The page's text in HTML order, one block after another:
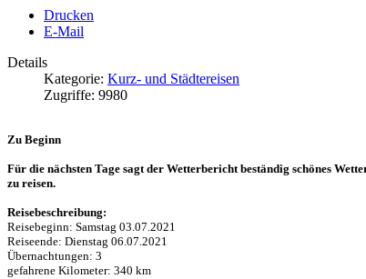
Drucken
E-Mail
Details
Kategorie: Kurz- und Städtereisen
Zugriffe: 9980
Zu Beginn
Für die nächsten Tage sagt der Wetterbericht beständig schönes
zu reisen.
Reisebeschreibung:
Reisebeginn: Samstag 03.07.2021
Reiseende: Dienstag 06.07.2021
Übernachtungen: 3
gefahrene Kilometer: 340 km